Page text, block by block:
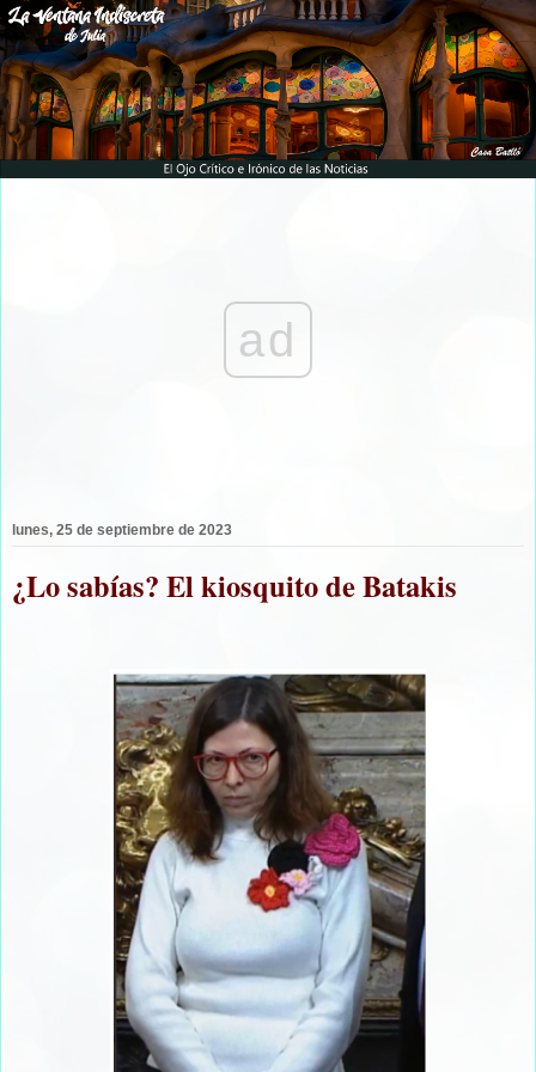
ad
lunes, 25 de septiembre de 2023
¿Lo sabías? El kiosquito de Batakis